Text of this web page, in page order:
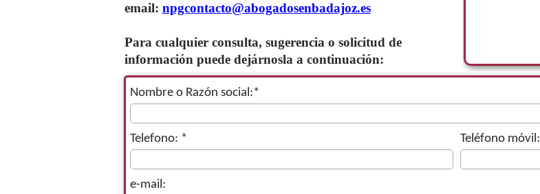
email: npgcontacto@abogadosenbadajoz.es
Para cualquier consulta, sugerencia o solicitud de
información puede dejárnosla a continuación:
Nombre o Razón social:*
Telefono: * Teléfono móvil:
e-mail: